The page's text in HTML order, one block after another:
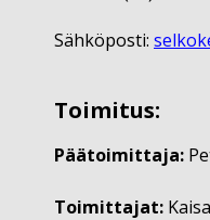
Sähköposti:
Toimitus:
Päätoimittaja:
Toimittajat: